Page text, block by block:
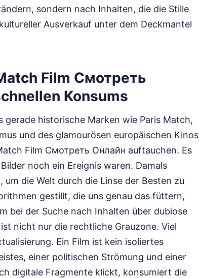
sondern nach Inhalten, die die Stille
Ausverkauf unter dem Deckmantel
Film Смотреть
Konsums
gerade historische Marken wie Paris Match,
und des glamourösen europäischen Kinos
Film Смотреть Онлайн auftauchen. Es
noch ein Ereignis waren. Damals
die Welt durch die Linse der Besten zu
gestillt, die uns genau das füttern,
bei der Suche nach Inhalten über dubiose
nicht nur die rechtliche Grauzone. Viel
Ein Film ist kein isoliertes
einer politischen Strömung und einer
digitale Fragmente klickt, konsumiert die